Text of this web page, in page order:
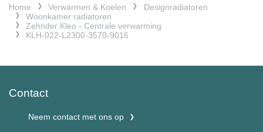
Home Verwarmen & Koelen
Designradiatoren
Woonkamer radiatoren
Zehnder Kleo - Centrale verwarming
KLH-022-L2300-3570-9016
Contact
Neem contact met ons op